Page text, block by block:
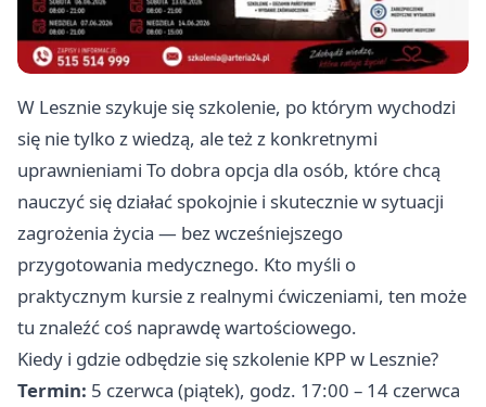
W Lesznie szykuje się szkolenie, po którym wychodzi
się nie tylko z wiedzą, ale też z konkretnymi
uprawnieniami To dobra opcja dla osób, które chcą
nauczyć się działać spokojnie i skutecznie w sytuacji
zagrożenia życia — bez wcześniejszego
przygotowania medycznego. Kto myśli o
praktycznym kursie z realnymi ćwiczeniami, ten może
tu znaleźć coś naprawdę wartościowego.
Kiedy i gdzie odbędzie się szkolenie KPP w Lesznie?
Termin: 5 czerwca (piątek), godz. 17:00 – 14 czerwca